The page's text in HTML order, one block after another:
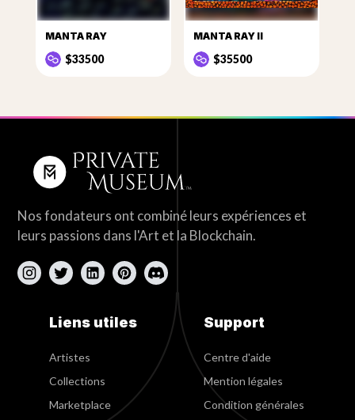
MANTA RAY
$33500
MANTA RAY II
$35500
Nos fondateurs ont combiné leurs expériences et
leurs passions dans l'Art et la Blockchain.
Liens utiles
Artistes
Collections
Marketplace
Support
Centre d'aide
Mention légales
Condition générales